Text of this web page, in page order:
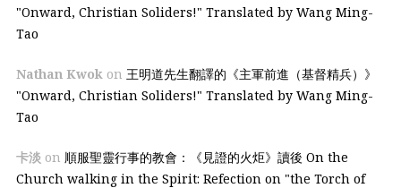
"Onward, Christian Soliders!" Translated by Wang Ming-
Tao
Nathan Kwok on 王明道先生翻譯的《主軍前進（基督精兵）》
"Onward, Christian Soliders!" Translated by Wang Ming-
Tao
卡淡 on 順服聖靈行事的教會：《見證的火炬》讀後 On the
Church walking in the Spirit: Refection on "the Torch of